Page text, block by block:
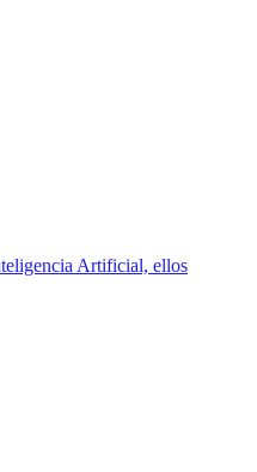
Artificial, ellos